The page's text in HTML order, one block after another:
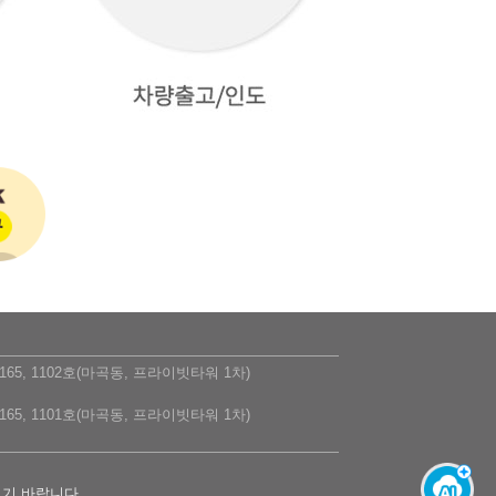
1102호(마곡동, 프라이빗타워 1차)
1101호(마곡동, 프라이빗타워 1차)